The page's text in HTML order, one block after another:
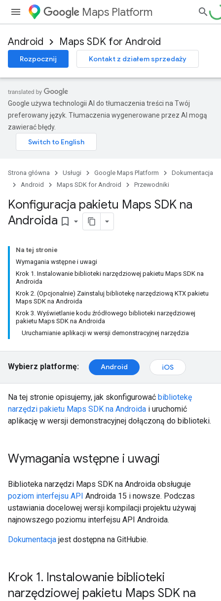
Maps Platform
Android Maps SDK for Android
Rozpocznij Kontakt z działem sprzedaży
Google używa technologii AI do tłumaczenia treści na Twój
preferowany język. Tłumaczenia wygenerowane przez AI mogą
zawierać błędy.
Strona główna Usługi Google Maps Platform
Dokumentacja
Android
Maps SDK for Android Przewodniki
Konfiguracja pakietu Maps SDK na
Androida bookmark_border
Na tej stronie
Wymagania wstępne i uwagi
Krok 1. Instalowanie biblioteki narzędziowej pakietu Maps SDK na
Androida
Krok 2. (Opcjonalnie) Zainstaluj bibliotekę narzędziową KTX pakietu
Maps SDK na Androida
Krok 3. Wyświetlanie kodu źródłowego biblioteki narzędziowej
pakietu Maps SDK na Androida
Uruchamianie aplikacji w wersji demonstracyjnej narzędzia
Wybierz platformę: Android iOS
Na tej stronie opisujemy, jak skonfigurować bibliotekę
narzędzi pakietu Maps SDK na Androida i uruchomić
aplikację w wersji demonstracyjnej dołączoną do biblioteki.
Wymagania wstępne i uwagi
Biblioteka narzędzi Maps SDK na Androida obsługuje
poziom interfejsu API Androida 15 i nowsze. Podczas
ustawiania docelowej wersji kompilacji projektu używaj
najnowszego poziomu interfejsu API Androida.
Dokumentacja jest dostępna na GitHubie.
Krok 1. Instalowanie biblioteki
narzędziowej pakietu Maps SDK na